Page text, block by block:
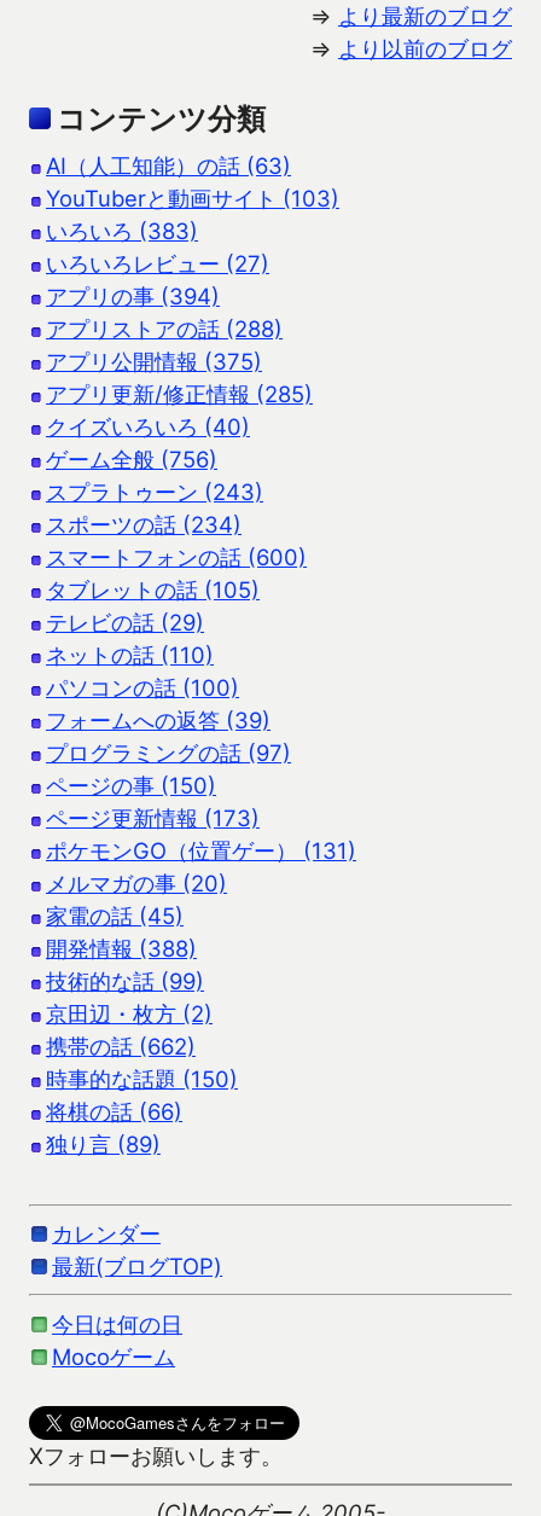
⇒ より最新のブログ
⇒ より以前のブログ
コンテンツ分類
AI（人工知能）の話 (63)
YouTuberと動画サイト (103)
いろいろ (383)
いろいろレビュー (27)
アプリの事 (394)
アプリストアの話 (288)
アプリ公開情報 (375)
アプリ更新/修正情報 (285)
クイズいろいろ (40)
ゲーム全般 (756)
スプラトゥーン (243)
スポーツの話 (234)
スマートフォンの話 (600)
タブレットの話 (105)
テレビの話 (29)
ネットの話 (110)
パソコンの話 (100)
フォームへの返答 (39)
プログラミングの話 (97)
ページの事 (150)
ページ更新情報 (173)
ポケモンGO（位置ゲー） (131)
メルマガの事 (20)
家電の話 (45)
開発情報 (388)
技術的な話 (99)
京田辺・枚方 (2)
携帯の話 (662)
時事的な話題 (150)
将棋の話 (66)
独り言 (89)
カレンダー
最新(ブログTOP)
今日は何の日
Mocoゲーム
Xフォローお願いします。